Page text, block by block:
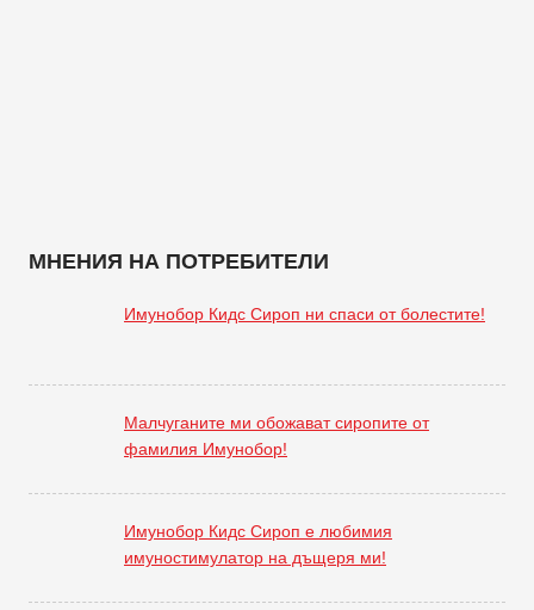
МНЕНИЯ НА ПОТРЕБИТЕЛИ
Имунобор Кидс Сироп ни спаси от болестите!
Малчуганите ми обожават сиропите от
фамилия Имунобор!
Имунобор Кидс Сироп е любимия
имуностимулатор на дъщеря ми!